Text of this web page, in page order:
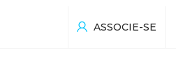
ASSOCIE-SE